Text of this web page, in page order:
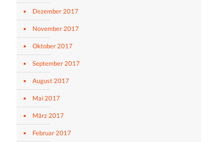
Dezember 2017
November 2017
Oktober 2017
September 2017
August 2017
Mai 2017
März 2017
Februar 2017